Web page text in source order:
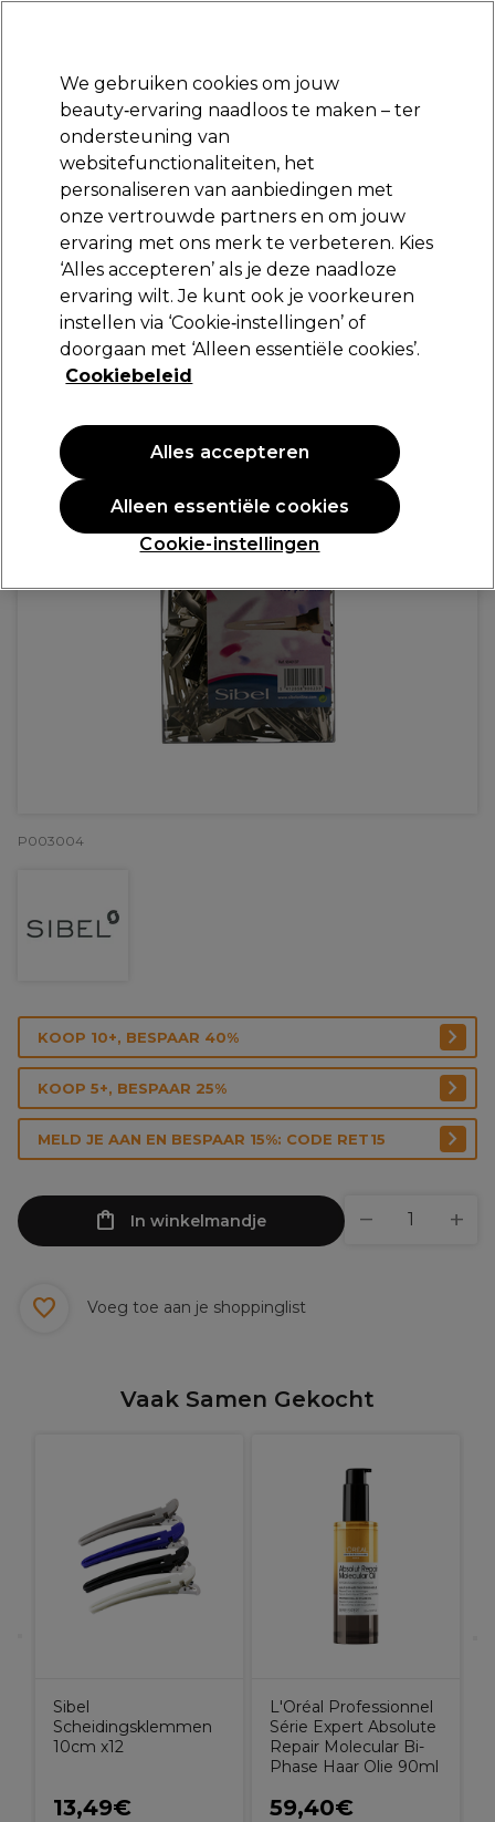
Aanmelden
Merken Deals Haar Elektra
Volgende dag geleverd*
Na verzending, maandag t/m vrijdag
Sibel Metaalspelden Single x100
13,89 €
PROMOTIE
P003004
KOOP 10+, BESPAAR 40%
KOOP 5+, BESPAAR 25%
MELD JE AAN EN BESPAAR 15%: CODE RET15
In winkelmandje
Voeg toe aan je shoppinglist
Vaak Samen Gekocht
Sibel
Scheidingsklemmen
10cm x12
13,49€
L'Oréal Professionnel
Série Expert Absolute
Repair Molecular Bi-
Phase Haar Olie 90ml
59,40€
We gebruiken cookies om jouw
beauty‑ervaring naadloos te maken – ter
ondersteuning van
websitefunctionaliteiten, het
personaliseren van aanbiedingen met
onze vertrouwde partners en om jouw
ervaring met ons merk te verbeteren. Kies
‘Alles accepteren’ als je deze naadloze
ervaring wilt. Je kunt ook je voorkeuren
instellen via ‘Cookie‑instellingen’ of
doorgaan met ‘Alleen essentiële cookies’.
Cookiebeleid
Cookie-instellingen
Alleen essentiële cookies
Alles accepteren